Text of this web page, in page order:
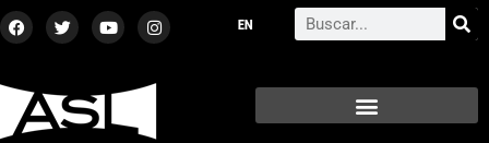
al
F
a
c
o
k
T
w
i
e
r
Y
o
u
b
I
n
s
a
Search